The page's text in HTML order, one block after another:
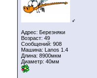
♂
Адрес: Березняки
Возраст: 49
Сообщений: 908
Машина: Lanos 1.4
Длина: 8900мкм
Диаметр: 40мм